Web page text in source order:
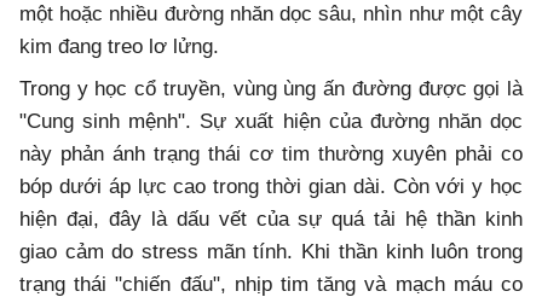
một hoặc nhiều đường nhăn dọc sâu, nhìn như một cây
kim đang treo lơ lửng.
Trong y học cổ truyền, vùng ùng ấn đường được gọi là
"Cung sinh mệnh". Sự xuất hiện của đường nhăn dọc
này phản ánh trạng thái cơ tim thường xuyên phải co
bóp dưới áp lực cao trong thời gian dài. Còn với y học
hiện đại, đây là dấu vết của sự quá tải hệ thần kinh
giao cảm do stress mãn tính. Khi thần kinh luôn trong
trạng thái "chiến đấu", nhịp tim tăng và mạch máu co